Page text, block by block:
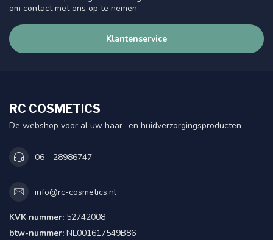
om contact met ons op te nemen.
Klantenservice
RC COSMETICS
De webshop voor al uw haar- en huidverzorgingsproducten
06 - 28986747
info@rc-cosmetics.nl
KVK nummer: 52742008
btw-nummer: NL001617549B86